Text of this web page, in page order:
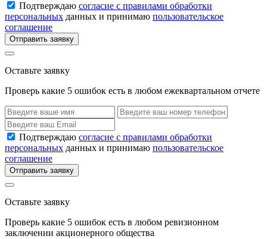
Подтверждаю согласие с правилами обработки
персональных данных и принимаю пользовательское
соглашение
Отправить заявку
Оставьте заявку
Проверь какие 5 ошибок есть в любом ежеквартальном отчете
Подтверждаю согласие с правилами обработки
персональных данных и принимаю пользовательское
соглашение
Отправить заявку
Оставьте заявку
Проверь какие 5 ошибок есть в любом ревизионном
заключении акционерного общества